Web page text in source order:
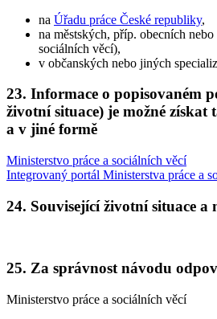
na Úřadu práce České republiky,
na městských, příp. obecních
sociálních věcí),
v občanských nebo jiných
23. Informace o popisovaném
životní situace) je možné získat
a v jiné formě
Ministerstvo práce a sociálních věcí
Integrovaný portál Ministerstva práce a
24. Související životní situace a
25. Za správnost návodu
Ministerstvo práce a sociálních věcí